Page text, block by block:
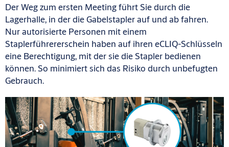
Der Weg zum ersten Meeting führt Sie durch die
Lagerhalle, in der die Gabelstapler auf und ab fahren.
Nur autorisierte Personen mit einem
Staplerführererschein haben auf ihren eCLIQ-Schlüsseln
eine Berechtigung, mit der sie die Stapler bedienen
können. So minimiert sich das Risiko durch unbefugten
Gebrauch.